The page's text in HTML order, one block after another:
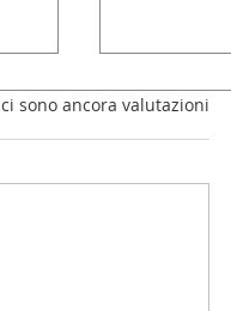
su 5.
sono ancora valutazioni